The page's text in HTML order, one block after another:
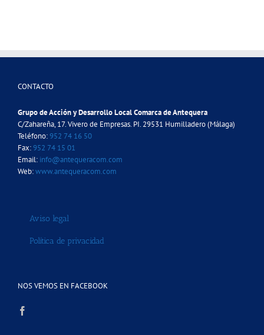
CONTACTO
Grupo de Acción y Desarrollo Local Comarca de Antequera
C/Zahareña, 17. Vivero de Empresas. PI. 29531 Humilladero (Málaga)
Teléfono:952 74 16 50
Fax:952 74 15 01
Email: info@antequeracom.com
Web:www.antequeracom.com
Aviso legal
Política de privacidad
NOS VEMOS EN FACEBOOK